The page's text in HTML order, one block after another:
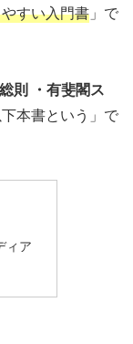
すい入門書 」で
則 ・有斐閣ス
本書という」で
ィア